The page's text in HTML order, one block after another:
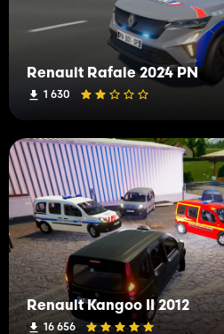
Renault Rafale 2024 PN
1 630
Renault Kangoo II 2012
16 656